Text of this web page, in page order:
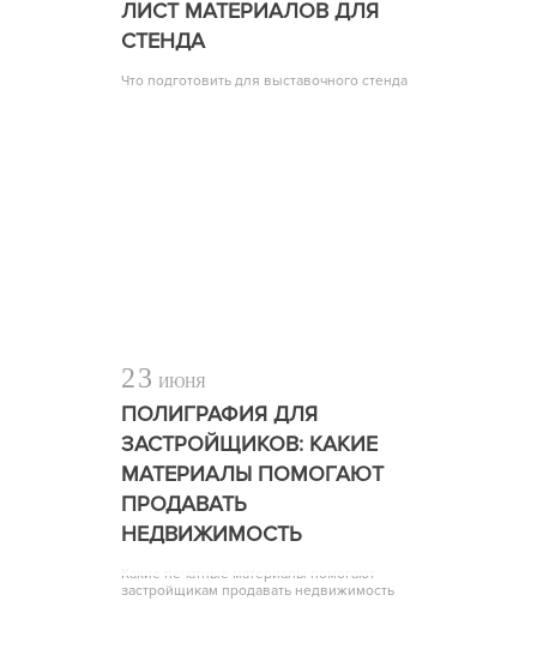
ЛИСТ МАТЕРИАЛОВ ДЛЯ
СТЕНДА
Что подготовить для выставочного стенда
23 ИЮНЯ
ПОЛИГРАФИЯ ДЛЯ
ЗАСТРОЙЩИКОВ: КАКИЕ
МАТЕРИАЛЫ ПОМОГАЮТ
ПРОДАВАТЬ
НЕДВИЖИМОСТЬ
Какие печатные материалы помогают
застройщикам продавать недвижимость